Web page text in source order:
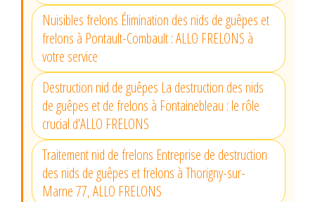
Nuisibles frelons Élimination des nids de guêpes et
frelons à Pontault-Combault : ALLO FRELONS à
votre service
Destruction nid de guêpes La destruction des nids
de guêpes et de frelons à Fontainebleau : le rôle
crucial d'ALLO FRELONS
Traitement nid de frelons Entreprise de destruction
des nids de guêpes et frelons à Thorigny-sur-
Marne 77, ALLO FRELONS